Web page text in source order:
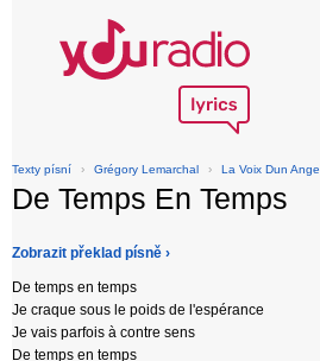
Texty písní › Grégory Lemarchal › La Voix Dun Ange
De Temps En Temps
Zobrazit překlad písně ›
De temps en temps
Je craque sous le poids de l'espérance
Je vais parfois à contre sens
De temps en temps